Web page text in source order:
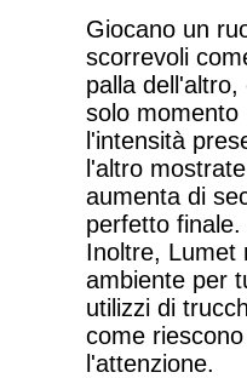
Giocano un
scorrevoli
palla
solo momento
l'intensità
l'altro
aumenta di
perfetto finale.
Inoltre, Lumet
ambiente per
utilizzi di
come
l'attenzione.